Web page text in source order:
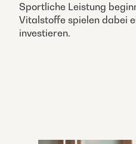
Sportliche Leistung
Vitalstoffe spielen dabei
investieren.